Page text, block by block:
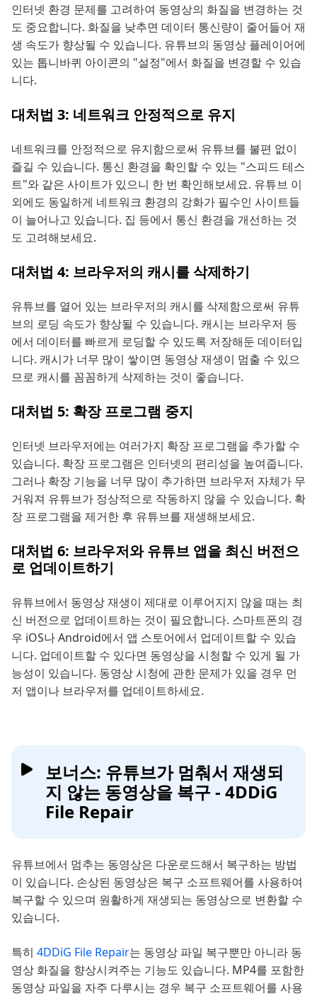
인터넷 환경 문제를 고려하여 동영상의 화질을 변경하는 것
도 중요합니다. 화질을 낮추면 데이터 통신량이 줄어들어 재
생 속도가 향상될 수 있습니다. 유튜브의 동영상 플레이어에
있는 톱니바퀴 아이콘의 "설정"에서 화질을 변경할 수 있습
니다.
대처법 3: 네트워크 안정적으로 유지
네트워크를 안정적으로 유지함으로써 유튜브를 불편 없이
즐길 수 있습니다. 통신 환경을 확인할 수 있는 "스피드 테스
트"와 같은 사이트가 있으니 한 번 확인해보세요. 유튜브 이
외에도 동일하게 네트워크 환경의 강화가 필수인 사이트들
이 늘어나고 있습니다. 집 등에서 통신 환경을 개선하는 것
도 고려해보세요.
대처법 4: 브라우저의 캐시를 삭제하기
유튜브를 열어 있는 브라우저의 캐시를 삭제함으로써 유튜
브의 로딩 속도가 향상될 수 있습니다. 캐시는 브라우저 등
에서 데이터를 빠르게 로딩할 수 있도록 저장해둔 데이터입
니다. 캐시가 너무 많이 쌓이면 동영상 재생이 멈출 수 있으
므로 캐시를 꼼꼼하게 삭제하는 것이 좋습니다.
대처법 5: 확장 프로그램 중지
인터넷 브라우저에는 여러가지 확장 프로그램을 추가할 수
있습니다. 확장 프로그램은 인터넷의 편리성을 높여줍니다.
그러나 확장 기능을 너무 많이 추가하면 브라우저 자체가 무
거워져 유튜브가 정상적으로 작동하지 않을 수 있습니다. 확
장 프로그램을 제거한 후 유튜브를 재생해보세요.
대처법 6: 브라우저와 유튜브 앱을 최신 버전으
로 업데이트하기
유튜브에서 동영상 재생이 제대로 이루어지지 않을 때는 최
신 버전으로 업데이트하는 것이 필요합니다. 스마트폰의 경
우 iOS나 Android에서 앱 스토어에서 업데이트할 수 있습
니다. 업데이트할 수 있다면 동영상을 시청할 수 있게 될 가
능성이 있습니다. 동영상 시청에 관한 문제가 있을 경우 먼
저 앱이나 브라우저를 업데이트하세요.
보너스: 유튜브가 멈춰서 재생되
지 않는 동영상을 복구 - 4DDiG
File Repair
유튜브에서 멈추는 동영상은 다운로드해서 복구하는 방법
이 있습니다. 손상된 동영상은 복구 소프트웨어를 사용하여
복구할 수 있으며 원활하게 재생되는 동영상으로 변환할 수
있습니다.
특히 4DDiG File Repair는 동영상 파일 복구뿐만 아니라 동
영상 화질을 향상시켜주는 기능도 있습니다. MP4를 포함한
동영상 파일을 자주 다루시는 경우 복구 소프트웨어를 사용